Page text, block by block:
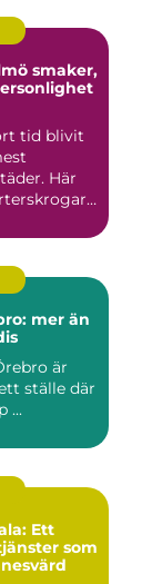
tid blivit
Här
mer än
är
ställe där
...
Ett
som